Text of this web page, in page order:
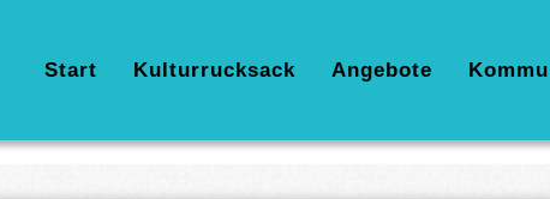
Hauptnavigation
Start Kulturrucksack Angebote